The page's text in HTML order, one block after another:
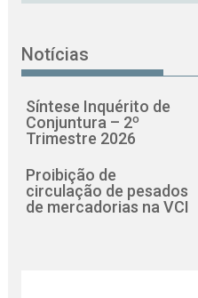
Notícias
Síntese Inquérito de
Conjuntura – 2º
Trimestre 2026
Proibição de
circulação de pesados
de mercadorias na VCI